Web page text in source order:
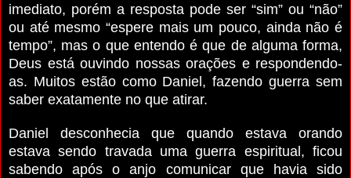
imediato, porém a resposta pode ser “sim” ou “não”
ou até mesmo “espere mais um pouco, ainda não é
tempo”, mas o que entendo é que de alguma forma,
Deus está ouvindo nossas orações e respondendo-
as. Muitos estão como Daniel, fazendo guerra sem
saber exatamente no que atirar.
Daniel desconhecia que quando estava orando
estava sendo travada uma guerra espiritual, ficou
sabendo após o anjo comunicar que havia sido